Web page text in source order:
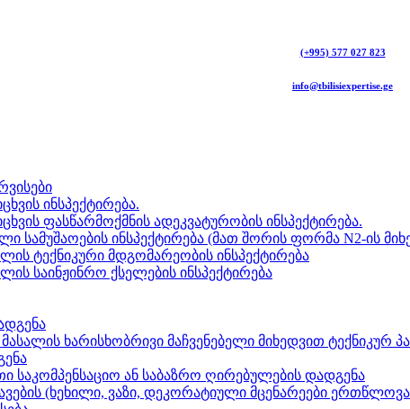
(+995) 577 027 823
info@tbilisiexpertise.ge
ინსპექტირება.
ფასწარმოქმნის ადეკვატურობის ინსპექტირება.
სამუშაოების ინსპექტირება (მათ შორის ფორმა N2-ის
ტექნიკური მდგომარეობის ინსპექტირება
საინჟინრო ქსელების ინსპექტირება
ხარისხობრივი მაჩვენებელი მიხედვით ტექნიკურ
საკომპენსაციო ან საბაზრო ღირებულების დადგენა
(ხეხილი, ვაზი, დეკორატიული მცენარეები